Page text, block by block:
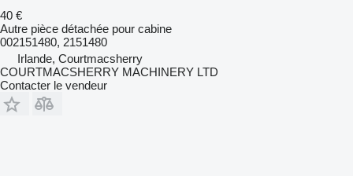
40 €
Autre pièce détachée pour cabine
002151480, 2151480
Irlande, Courtmacsherry
COURTMACSHERRY MACHINERY LTD
Contacter le vendeur